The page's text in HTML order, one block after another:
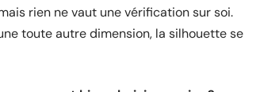
rien ne vaut une vérification sur soi.
toute autre dimension, la silhouette se